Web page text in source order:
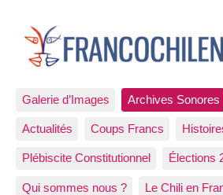
Galerie d’Images Archives Sonores
Actualités Coups Francs
Plébiscite Constitutionnel Élections
Qui sommes nous ? Le Chili en